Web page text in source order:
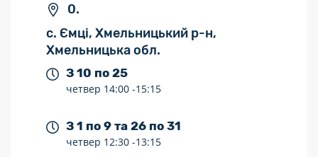
0.
с. Ємці, Хмельницький р-н,
Хмельницька обл.
З 10 по 25
четвер 14:00 -15:15
З 1 по 9 та 26 по 31
четвер 12:30 -13:15